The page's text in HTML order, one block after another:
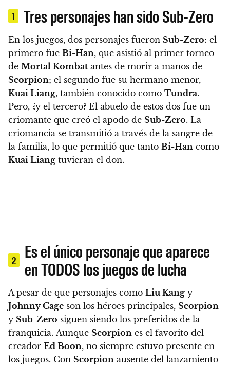
1 Tres personajes han sido Sub-Zero
En los juegos, dos personajes fueron Sub-Zero: el
primero fue Bi-Han, que asistió al primer torneo
de Mortal Kombat antes de morir a manos de
Scorpion; el segundo fue su hermano menor,
Kuai Liang, también conocido como Tundra.
Pero, ¿y el tercero? El abuelo de estos dos fue un
criomante que creó el apodo de Sub-Zero. La
criomancia se transmitió a través de la sangre de
la familia, lo que permitió que tanto Bi-Han como
Kuai Liang tuvieran el don.
2
Es el único personaje que aparece
en TODOS los juegos de lucha
A pesar de que personajes como Liu Kang y
Johnny Cage son los héroes principales, Scorpion
y Sub-Zero siguen siendo los preferidos de la
franquicia. Aunque Scorpion es el favorito del
creador Ed Boon, no siempre estuvo presente en
los juegos. Con Scorpion ausente del lanzamiento